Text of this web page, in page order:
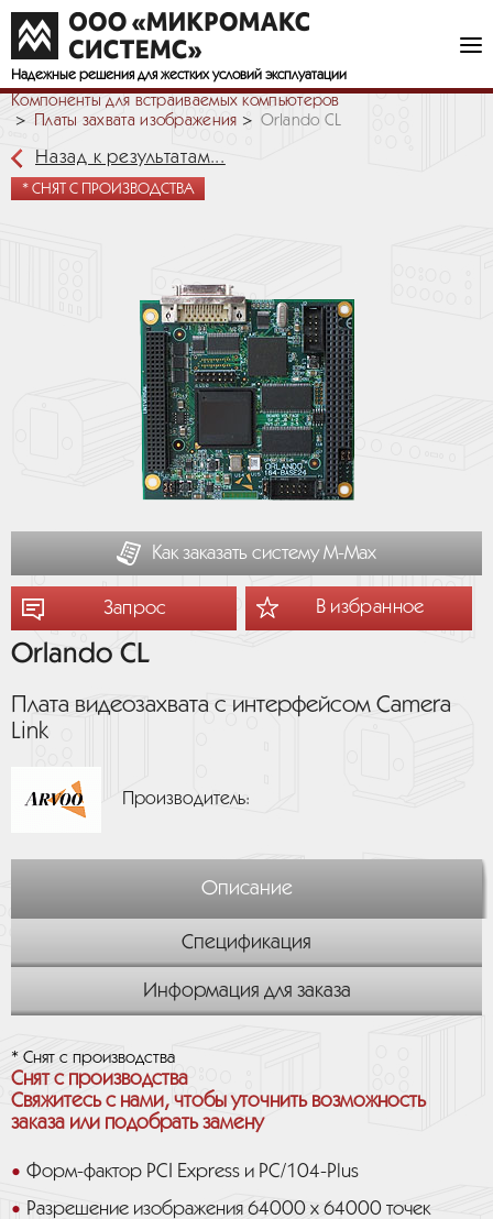
Надежные решения для жестких условий эксплуатации
Компоненты для встраиваемых компьютеров
Платы захвата изображения
Orlando CL
Назад к результатам...
* СНЯТ С ПРОИЗВОДСТВА
Как заказать систему М-Мах
Запрос В избранное
Orlando CL
Плата видеозахвата с интерфейсом Camera
Link
Производитель:
Описание
Спецификация
Информация для заказа
* Снят с производства
Снят с производства
Свяжитесь с нами, чтобы уточнить возможность
заказа или подобрать замену
Форм-фактор PCI Express и PC/104-Plus
Разрешение изображения 64000 х 64000 точек